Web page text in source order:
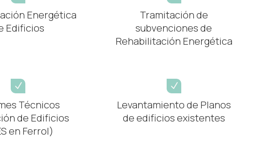
Energética
Edificios
Tramitación de
subvenciones de
Rehabilitación Energética
N
Técnicos
de Edificios
en Ferrol)
N
Levantamiento de Planos
de edificios existentes